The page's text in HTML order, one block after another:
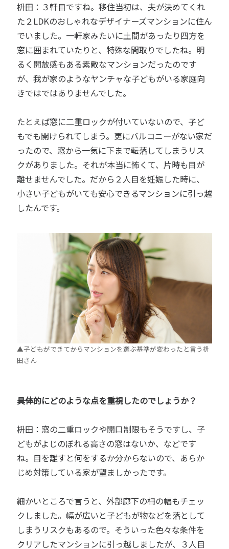
枡田：３軒目ですね。移住当初は、夫が決めてくれ
た２LDKのおしゃれなデザイナーズマンションに住ん
でいました。一軒家みたいに土間があったり四方を
窓に囲まれていたりと、特殊な間取りでしたね。明
るく開放感もある素敵なマンションだったのです
が、我が家のようなヤンチャな子どもがいる家庭向
きではではありませんでした。
たとえば窓に二重ロックが付いていないので、子ど
もでも開けられてしまう。更にバルコニーがない家だ
ったので、窓から一気に下まで転落してしまうリス
クがありました。それが本当に怖くて、片時も目が
離せませんでした。だから２人目を妊娠した時に、
小さい子どもがいても安心できるマンションに引っ越
したんです。
▲子どもができてからマンションを選ぶ基準が変わったと言う枡
田さん
――具体的にどのような点を重視したのでしょうか？
枡田：窓の二重ロックや開口制限もそうですし、子
どもがよじのぼれる高さの窓はないか、などです
ね。目を離すと何をするか分からないので、あらか
じめ対策している家が望ましかったです。
細かいところで言うと、外部廊下の柵の幅もチェッ
クしました。幅が広いと子どもが物などを落として
しまうリスクもあるので。そういった色々な条件を
クリアしたマンションに引っ越しましたが、３人目